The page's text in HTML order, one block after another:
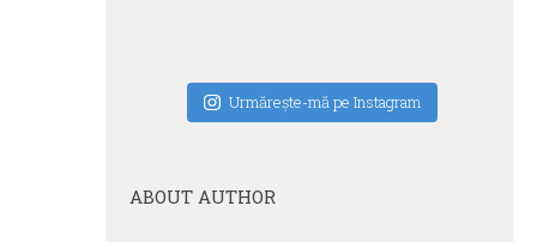
Urmăreşte-mă pe Instagram
ABOUT AUTHOR